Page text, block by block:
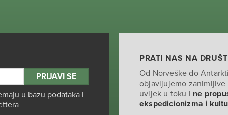
u bazu podataka i
PRATI NAS NA
Od Norveške do
objavljujemo
uvijek u toku i ne
ekspedicionizma i